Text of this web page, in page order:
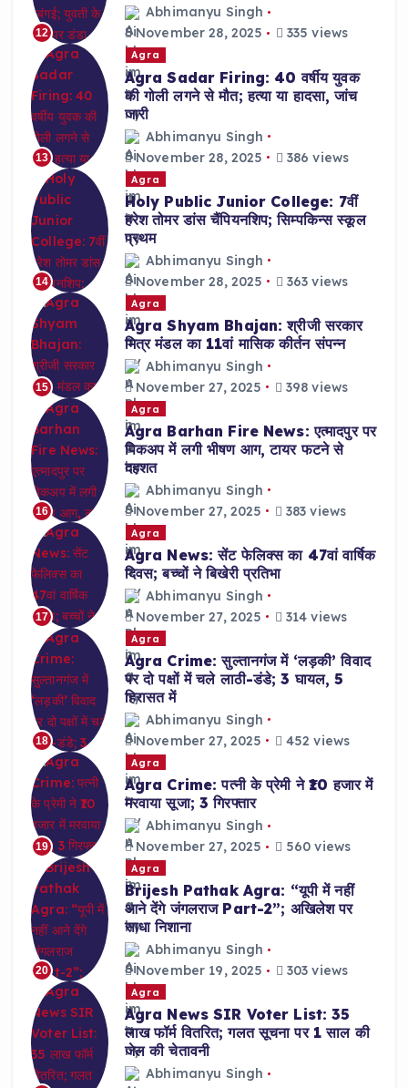
12
Abhimanyu Singh
November 28, 2025
335 views
13
Agra
Agra Sadar Firing: 40 वर्षीय युवक
की गोली लगने से मौत; हत्या या हादसा, जांच
जारी
Abhimanyu Singh
November 28, 2025
386 views
14
Agra
Holy Public Junior College: 7वीं
हरेश तोमर डांस चैंपियनशिप; सिम्पकिन्स स्कूल
प्रथम
Abhimanyu Singh
November 28, 2025
363 views
15
Agra
Agra Shyam Bhajan: श्रीजी सरकार
मित्र मंडल का 11वां मासिक कीर्तन संपन्न
Abhimanyu Singh
November 27, 2025
398 views
16
Agra
Agra Barhan Fire News: एत्मादपुर पर
पिकअप में लगी भीषण आग, टायर फटने से
दहशत
Abhimanyu Singh
November 27, 2025
383 views
17
Agra
Agra News: सेंट फेलिक्स का 47वां वार्षिक
दिवस; बच्चों ने बिखेरी प्रतिभा
Abhimanyu Singh
November 27, 2025
314 views
18
Agra
Agra Crime: सुल्तानगंज में ‘लड़की’ विवाद
पर दो पक्षों में चले लाठी-डंडे; 3 घायल, 5
हिरासत में
Abhimanyu Singh
November 27, 2025
452 views
19
Agra
Agra Crime: पत्नी के प्रेमी ने ₹10 हजार में
मरवाया सूजा; 3 गिरफ्तार
Abhimanyu Singh
November 27, 2025
560 views
20
Agra
Brijesh Pathak Agra: “यूपी में नहीं
आने देंगे जंगलराज Part-2”; अखिलेश पर
साधा निशाना
Abhimanyu Singh
November 19, 2025
303 views
Agra
Agra News SIR Voter List: 35
लाख फॉर्म वितरित; गलत सूचना पर 1 साल की
जेल की चेतावनी
Abhimanyu Singh